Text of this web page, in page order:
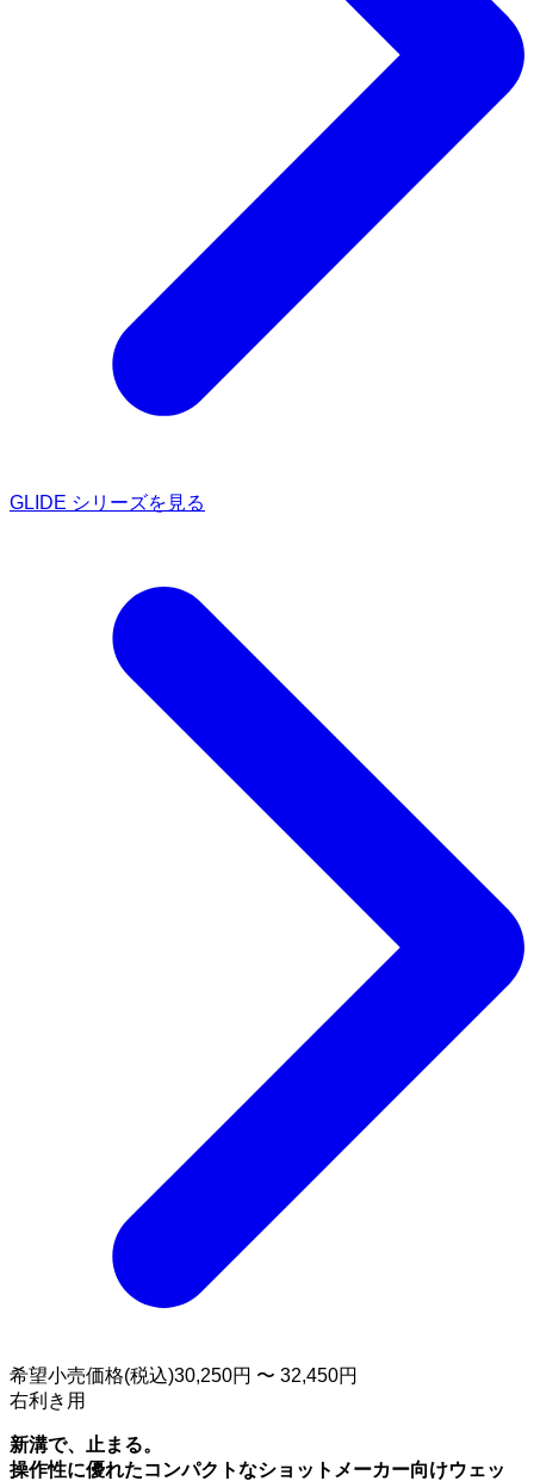
GLIDE シリーズを見る
希望小売価格(税込)30,250円 〜 32,450円
右利き用
新溝で、止まる。
操作性に優れたコンパクトなショットメーカー向けウェッ